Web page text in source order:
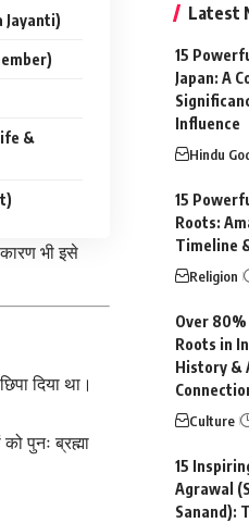
Jayanti)
&
भी इसे
दिया था।
पुनः ब्रह्मा
Latest
15
Japan: A
Influence
Hindu
15
Roots:
Timeline
Religion
Over 80%
Roots in
History &
Culture
15
Agrawal
Sanand):